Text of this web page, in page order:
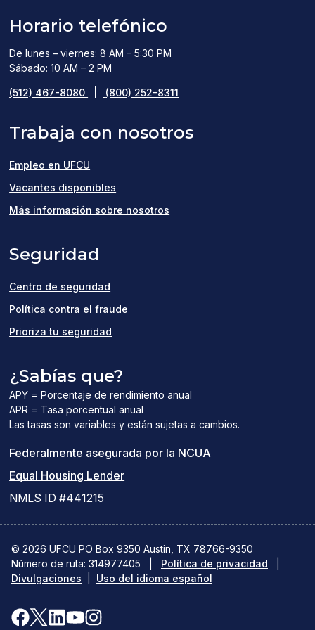
Horario telefónico
De lunes – viernes: 8 AM – 5:30 PM
Sábado: 10 AM – 2 PM
(512) 467-8080 (800) 252-8311
Trabaja con nosotros
Empleo en UFCU
Vacantes disponibles
in
Más información sobre nosotros
Seguridad
Centro de seguridad
Política contra el fraude
Prioriza tu seguridad
¿Sabías que?
APY = Porcentaje de rendimiento anual
APR = Tasa porcentual anual
Las tasas son variables y están sujetas a cambios.
Federalmente asegurada por la NCUA
abre
una
nueva
Equal Housing Lender(el
una
nueva
ventana)
NMLS ID #441215
© 2026 UFCU PO Box 9350 Austin, TX 78766-9350
Número de ruta: 314977405
Política de privacidad
Divulgaciones
Uso del idioma español
Facebook
X(se LinkedIn
YouTubeInstagram